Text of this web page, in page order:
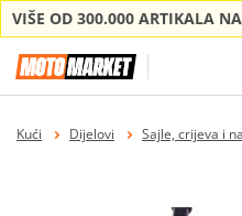
VIŠE OD 300.000
Kući Dijelovi Sajle, crijeva i